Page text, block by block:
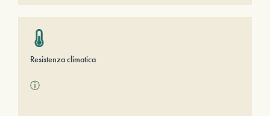
Resistenza climatica
ⓘ